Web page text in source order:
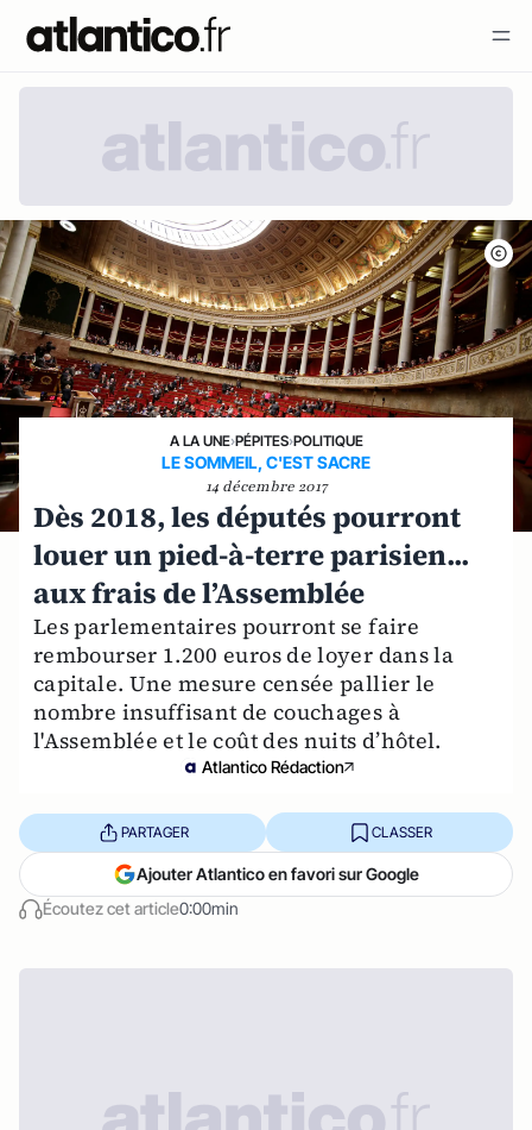
A LA UNE›PÉPITES›POLITIQUE
LE SOMMEIL, C'EST SACRE
14 décembre 2017
Dès 2018, les députés pourront
louer un pied-à-terre parisien...
aux frais de l’Assemblée
Les parlementaires pourront se faire
rembourser 1.200 euros de loyer dans la
capitale. Une mesure censée pallier le
nombre insuffisant de couchages à
l'Assemblée et le coût des nuits d’hôtel.
Atlantico Rédaction
Écoutez cet article0:00min
PARTAGER CLASSER
Ajouter Atlantico en favori sur Google